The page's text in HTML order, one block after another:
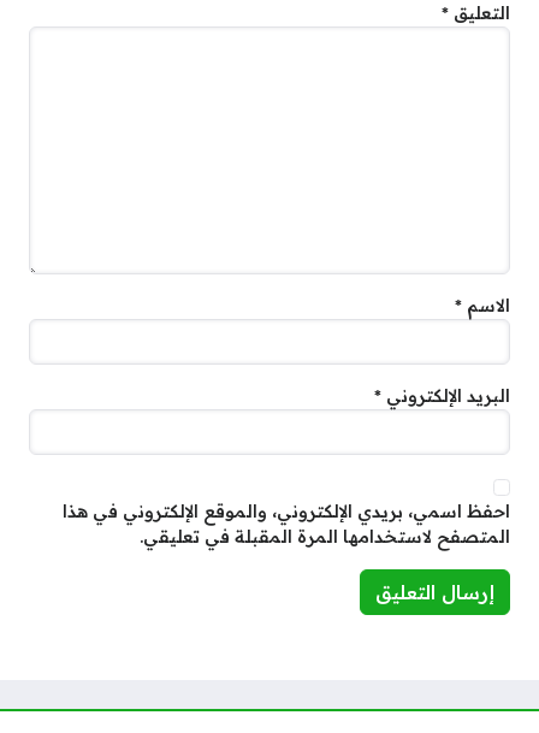
التعليق *
الاسم *
البريد الإلكتروني *
احفظ اسمي، بريدي الإلكتروني، والموقع الإلكتروني في هذا
المتصفح لاستخدامها المرة المقبلة في تعليقي.